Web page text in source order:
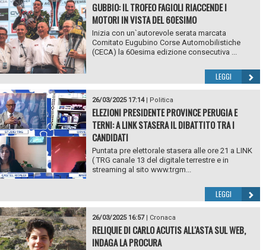
GUBBIO: IL TROFEO FAGIOLI RIACCENDE I
MOTORI IN VISTA DEL 60ESIMO
Inizia con un`autorevole serata marcata
Comitato Eugubino Corse Automobilistiche
(CECA) la 60esima edizione consecutiva ...
LEGGI
26/03/2025 17:14| Politica
ELEZIONI PRESIDENTE PROVINCE PERUGIA E
TERNI: A LINK STASERA IL DIBATTITO TRA I
CANDIDATI
Puntata pre elettorale stasera alle ore 21 a LINK
( TRG canale 13 del digitale terrestre e in
streaming al sito www.trgm...
LEGGI
26/03/2025 16:57| Cronaca
RELIQUIE DI CARLO ACUTIS ALL'ASTA SUL WEB,
INDAGA LA PROCURA